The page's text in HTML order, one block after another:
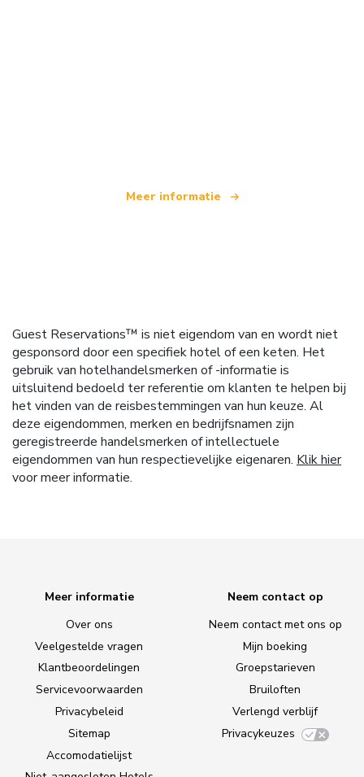
Meer informatie
Guest Reservations™ is niet eigendom van en wordt niet
gesponsord door een specifiek hotel of een keten. Het
gebruik van hotelhandelsmerken of -informatie is
uitsluitend bedoeld ter referentie om klanten te helpen bij
het vinden van de reisbestemmingen van hun keuze. Al
deze eigendommen, merken en bedrijfsnamen zijn
geregistreerde handelsmerken of intellectuele
eigendommen van hun respectievelijke eigenaren. Klik hier
voor meer informatie.
Meer informatie
Over ons
Veelgestelde vragen
Klantbeoordelingen
Servicevoorwaarden
Privacybeleid
Sitemap
Accomodatielijst
Neem contact op
Neem contact met ons op
Mijn boeking
Groepstarieven
Bruiloften
Verlengd verblijf
Privacykeuzes